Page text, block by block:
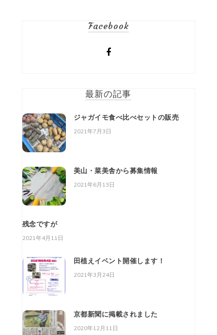
Facebook
最新の記事
ジャガイモ食べ比べセットの販売
2021年7月3日
美山・菜美舎から募集情報
2021年6月13日
残念ですが
2021年4月11日
田植えイベント開催します！
2021年3月24日
京都新聞に掲載されました
2020年12月11日